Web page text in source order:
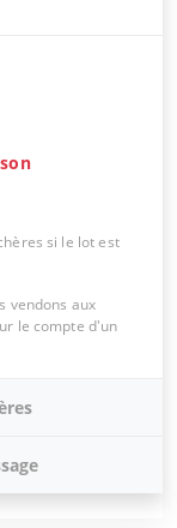
si le lot est
vendons aux
le compte d'un